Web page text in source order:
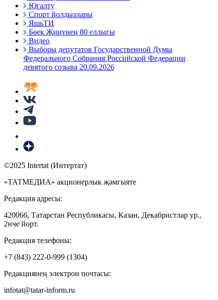
Югалту
Спорт йолдызлары
ЯшьТИ
Бөек Җиңүнең 80 еллыгы
Видео
Выборы депутатов Государственной Думы
Федерального Собрания Российской Федерации
девятого созыва 20.09.2026
©2025 Intertat (Интертат)
«ТАТМЕДИА» акционерлык җәмгыяте
Редакция адресы:
420066, Татарстан Республикасы, Казан, Декабристлар ур.,
2нче йорт.
Редакция телефоны:
+7 (843) 222-0-999 (1304)
Редакциянең электрон почтасы:
infotat@tatar-inform.ru